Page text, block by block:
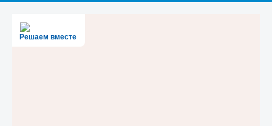
Решаем вместе